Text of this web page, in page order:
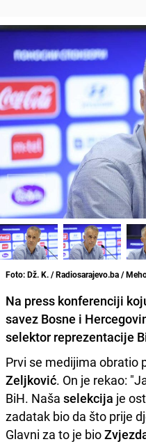
Foto: Dž. K. / Radiosarajevo.ba /
Na press konferenciji
savez Bosne i
selektor reprezentacije
Prvi se medijima obratio
Zeljković. On je rekao:
BiH. Naša selekcija je
zadatak bio da što prije
Glavni za to je bio